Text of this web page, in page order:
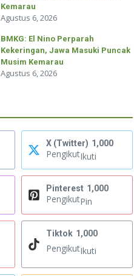
Kemarau
Agustus 6, 2026
BMKG: El Nino Perparah
Kekeringan, Jawa Masuki Puncak
Musim Kemarau
Agustus 6, 2026
X (Twitter) 1,000
PengikutIkuti
Pinterest 1,000
PengikutPin
Tiktok 1,000
PengikutIkuti